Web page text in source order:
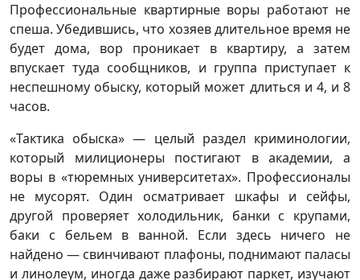
Профессиональные квартирные воры работают не
спеша. Убедившись, что хозяев длительное время не
будет дома, вор проникает в квартиру, а затем
впускает туда сообщников, и группа приступает к
неспешному обыску, который может длиться и 4, и 8
часов.
«Тактика обыска» — целый раздел криминологии,
который милиционеры постигают в академии, а
воры в «тюремных университетах». Профессионалы
не мусорят. Один осматривает шкафы и сейфы,
другой проверяет холодильник, банки с крупами,
баки с бельем в ванной. Если здесь ничего не
найдено — свинчивают плафоны, поднимают паласы
и линолеум, иногда даже разбирают паркет, изучают